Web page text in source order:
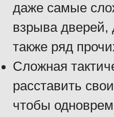
даже самые
взрыва дверей,
также ряд
Сложная
расставить
чтобы